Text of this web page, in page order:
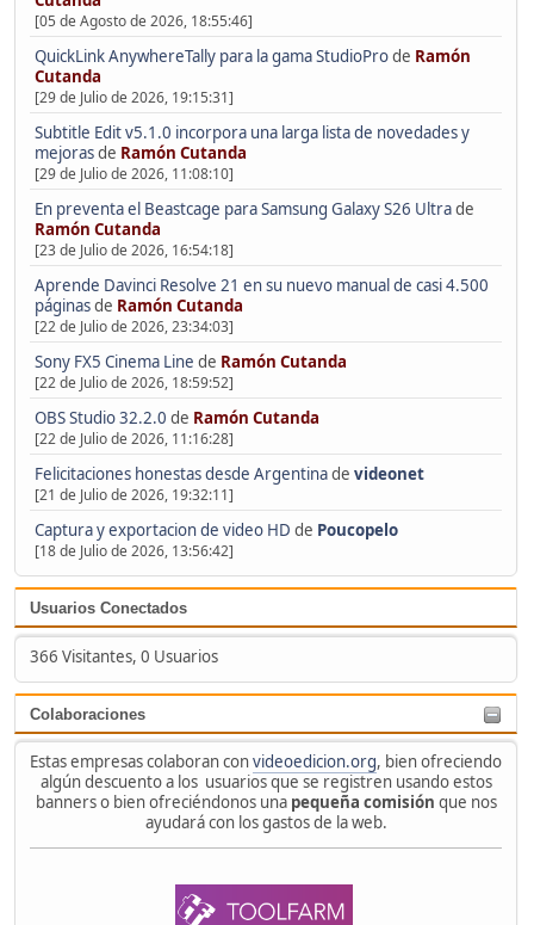
[05 de Agosto de 2026, 18:55:46]
QuickLink AnywhereTally para la gama StudioProde Ramón
Cutanda
[29 de Julio de 2026, 19:15:31]
Subtitle Edit v5.1.0 incorpora una larga lista de novedades y
mejorasde Ramón Cutanda
[29 de Julio de 2026, 11:08:10]
En preventa el Beastcage para Samsung Galaxy S26 Ultrade
Ramón Cutanda
[23 de Julio de 2026, 16:54:18]
Aprende Davinci Resolve 21 en su nuevo manual de casi 4.500
páginasde Ramón Cutanda
[22 de Julio de 2026, 23:34:03]
Sony FX5 Cinema Line de Ramón Cutanda
[22 de Julio de 2026, 18:59:52]
OBS Studio 32.2.0 de Ramón Cutanda
[22 de Julio de 2026, 11:16:28]
Felicitaciones honestas desde Argentinade videonet
[21 de Julio de 2026, 19:32:11]
Captura y exportacion de video HD de Poucopelo
[18 de Julio de 2026, 13:56:42]
Usuarios Conectados
366 Visitantes, 0 Usuarios
Colaboraciones
Estas empresas colaboran convideoedicion.org, bien ofreciendo
algún descuento a los usuarios que se registren usando estos
banners o bien ofreciéndonos una pequeña comisión que nos
ayudará con los gastos de la web.